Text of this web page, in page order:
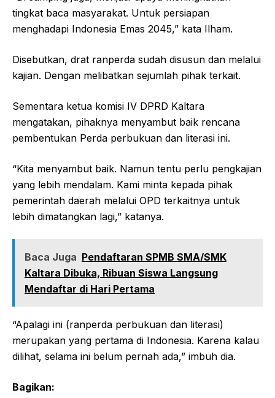
tingkat baca masyarakat. Untuk persiapan
menghadapi Indonesia Emas 2045,” kata Ilham.
Disebutkan, drat ranperda sudah disusun dan melalui
kajian. Dengan melibatkan sejumlah pihak terkait.
Sementara ketua komisi IV DPRD Kaltara
mengatakan, pihaknya menyambut baik rencana
pembentukan Perda perbukuan dan literasi ini.
“Kita menyambut baik. Namun tentu perlu pengkajian
yang lebih mendalam. Kami minta kepada pihak
pemerintah daerah melalui OPD terkaitnya untuk
lebih dimatangkan lagi,” katanya.
Baca Juga Pendaftaran SPMB SMA/SMK
Kaltara Dibuka, Ribuan Siswa Langsung
Mendaftar di Hari Pertama
“Apalagi ini (ranperda perbukuan dan literasi)
merupakan yang pertama di Indonesia. Karena kalau
dilihat, selama ini belum pernah ada,” imbuh dia.
Bagikan: